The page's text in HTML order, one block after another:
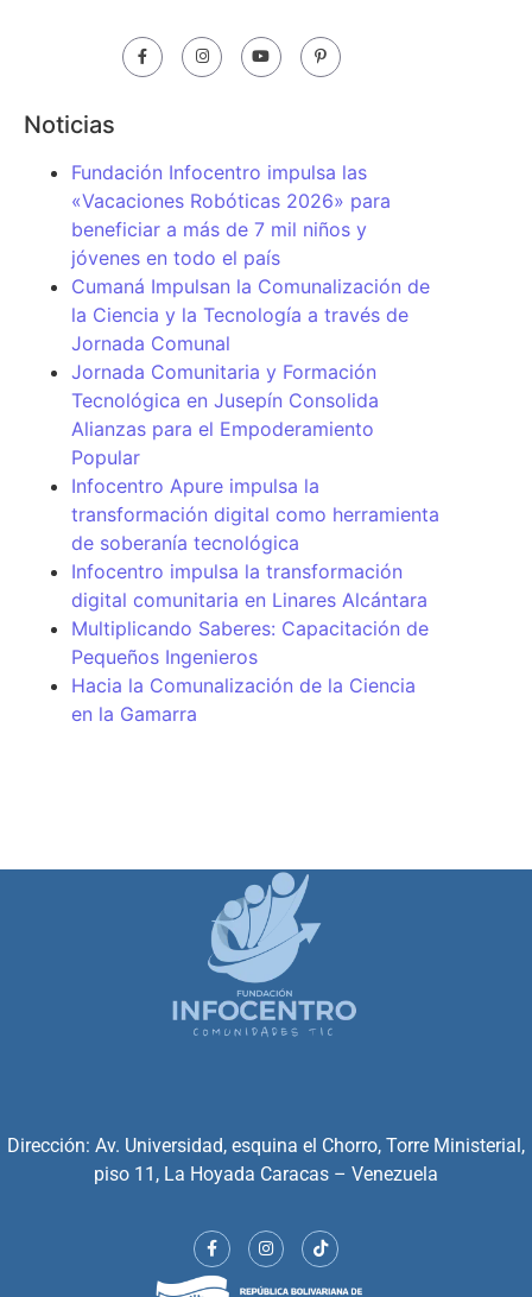
Noticias
Fundación Infocentro impulsa las
«Vacaciones Robóticas 2026» para
beneficiar a más de 7 mil niños y
jóvenes en todo el país
Cumaná Impulsan la Comunalización de
la Ciencia y la Tecnología a través de
Jornada Comunal
Jornada Comunitaria y Formación
Tecnológica en Jusepín Consolida
Alianzas para el Empoderamiento
Popular
Infocentro Apure impulsa la
transformación digital como herramienta
de soberanía tecnológica
Infocentro impulsa la transformación
digital comunitaria en Linares Alcántara
Multiplicando Saberes: Capacitación de
Pequeños Ingenieros
Hacia la Comunalización de la Ciencia
en la Gamarra
Dirección: Av. Universidad, esquina el Chorro, Torre Ministerial,
piso 11, La Hoyada Caracas – Venezuela